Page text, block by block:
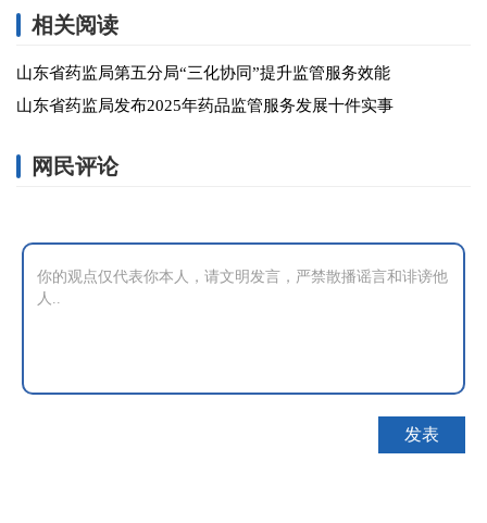
相关阅读
山东省药监局第五分局“三化协同”提升监管服务效能
山东省药监局发布2025年药品监管服务发展十件实事
网民评论